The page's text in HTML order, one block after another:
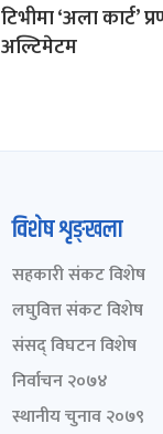
टिभीमा ‘अला
अल्टिमेटम
विशेष शृङ्खला
सहकारी संकट विशेष
लघुवित्त संकट विशेष
संसद् विघटन विशेष
निर्वाचन २०७४
स्थानीय चुनाव २०७९